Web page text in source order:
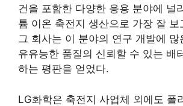
건을 포함한 다양한 응용 분야에 널
튬 이온 축전지 생산으로 가장 잘 보
그 회사는 이 분야의 연구 개발에 많
유유능한 품질의 신뢰할 수 있는 배
하는 평판을 얻었다.
LG화학은 축전지 사업체 외에도 폴